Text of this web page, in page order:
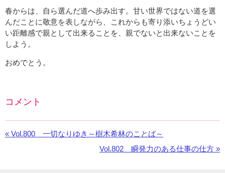
春からは、自ら選んだ道へ歩み出す。甘い世界ではない道を選
んだことに敬意を表しながら、これからも寄り添いちょうどい
い距離感で親として出来ることを、親でないと出来ないことを
しよう。
おめでとう。
コメント
コ
« 前
Vol.800 一切なりゆき～樹木希林のことば～
次
Vol.802 瞬発力のある仕事の仕方 »